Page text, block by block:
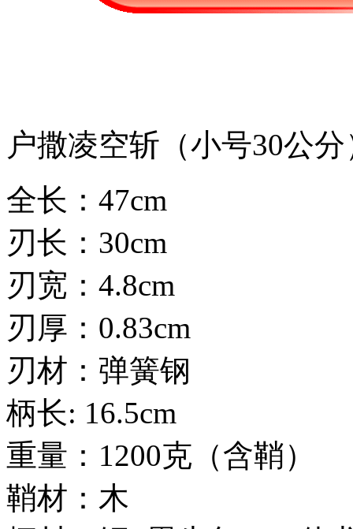
户撒凌空斩（小号30公分
全长：47cm
刃长：30cm
刃宽：4.8cm
刃厚：0.83cm
刃材：弹簧钢
柄长: 16.5cm
重量：1200克（含鞘）
鞘材：木